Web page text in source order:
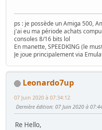
ps : je possède un Amiga 500,
j'ai eu ma période achats
consoles 8/16 bits lol
En manette, SPEEDKING (le
Je joue principalement via
Leonardo7up
07 Juin 2020 à 07:34:12
Dernière édition: 07 Juin 2020 à
Re Hello,